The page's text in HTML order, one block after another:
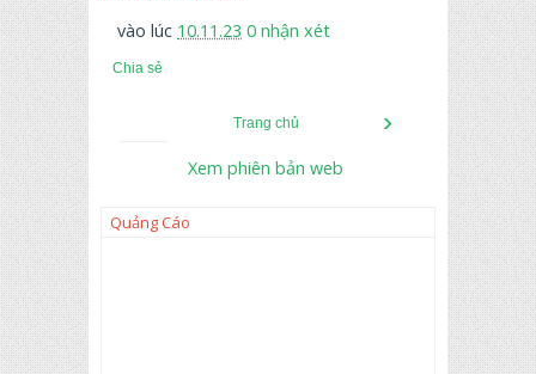
vào lúc 10.11.23 0 nhận xét
Chia sẻ
›
Trang chủ
Xem phiên bản web
Quảng Cáo